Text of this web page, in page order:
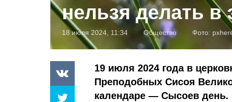
нельзя делать в
18 июля 2024, 11:34 Общество Фото:
19 июля 2024 года в
Преподобных Сисоя
календаре — Сысоев день.